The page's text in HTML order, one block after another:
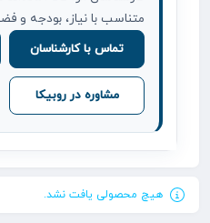
متناسب با نیاز، بودجه و
تماس با کارشناسان
مشاوره در روبیکا
هیچ محصولی یافت نشد.